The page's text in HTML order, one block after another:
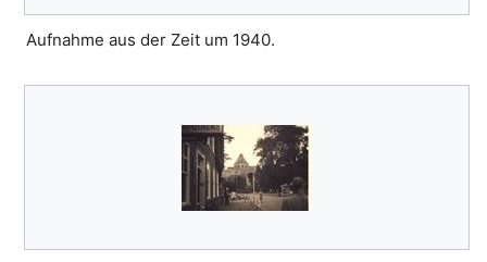
Aufnahme aus der Zeit um 1940.